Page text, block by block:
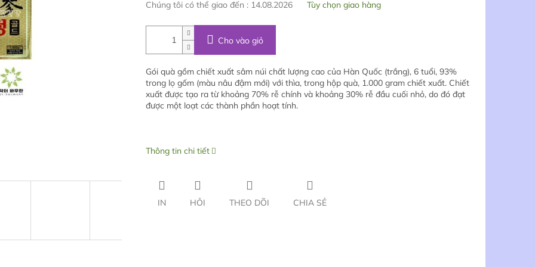
Chúng tôi có thể giao đến : 14.08.2026 Tùy chọn giao hàng
Cho vào giỏ
Gói quà gồm chiết xuất sâm núi chất lượng cao của Hàn Quốc (trắng), 6 tuổi, 93%
trong lọ gốm (màu nâu đậm mới) với thìa, trong hộp quà, 1.000 gram chiết xuất. Chiết
xuất được tạo ra từ khoảng 70% rễ chính và khoảng 30% rễ đầu cuối nhỏ, do đó đạt
được một loạt các thành phần hoạt tính.
Thông tin chi tiết
IN HỎI THEO DÕI CHIA SẺ